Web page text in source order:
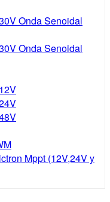
Onda Senoidal
Onda Senoidal
Mppt (12V,24V y